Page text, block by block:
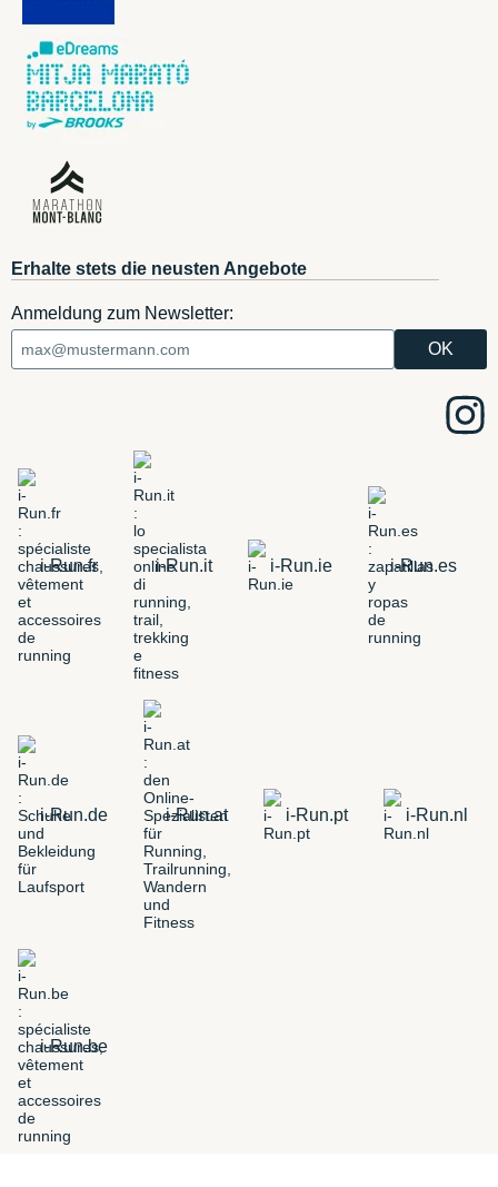
Erhalte stets die neusten Angebote
Anmeldung zum Newsletter:
i-Run.fr i-Run.it i-Run.ie i-Run.es
i-Run.de i-Run.at i-Run.pt i-Run.nl
i-Run.be